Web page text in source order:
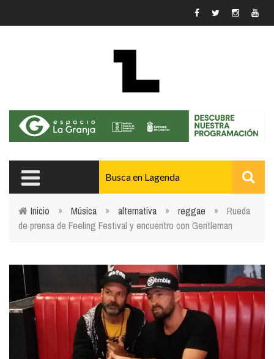
Usted está aquí
Inicio » Música » alternativa » reggae »
Rueda
de prensa de Feeling Festival y encuentro con Gentleman